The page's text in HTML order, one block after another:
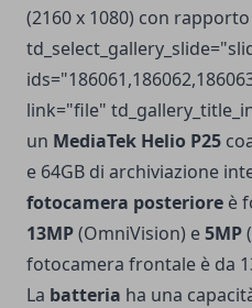
(2160 x 1080) con
link="file"
un MediaTek Helio P25
e 64GB di archiviazione
fotocamera posteriore è
13MP(OmniVision) e5MP
fotocamera frontale è da
La batteria ha una